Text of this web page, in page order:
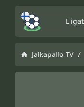
Liigat
Jalkapallo TV /